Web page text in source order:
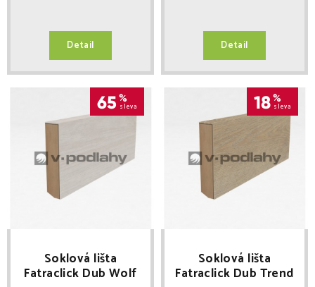
Detail Detail
65 %
sleva
Soklová lišta
Fatraclick Dub Wolf
18%
sleva
Soklová lišta
Fatraclick Dub Trend